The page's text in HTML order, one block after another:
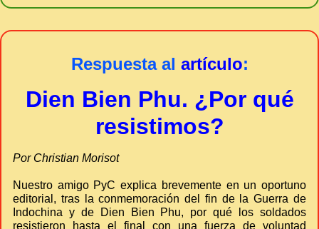
Respuesta al artículo:
Dien Bien Phu. ¿Por qué
resistimos?
Por Christian Morisot
Nuestro amigo PyC explica brevemente en un oportuno
editorial, tras la conmemoración del fin de la Guerra de
Indochina y de Dien Bien Phu, por qué los soldados
resistieron hasta el final con una fuerza de voluntad